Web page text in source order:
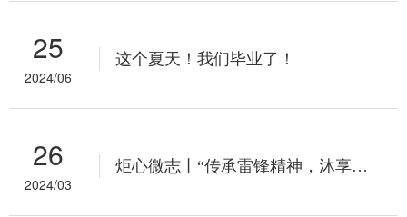
25
2024/06
这个夏天！我们毕业了！
26
2024/03
炬心微志丨“传承雷锋精神，沐享书香芳华”图书馆志愿服务活动圆满完成